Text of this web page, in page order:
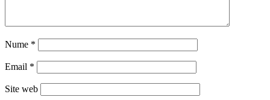
Nume *
Email *
Site web